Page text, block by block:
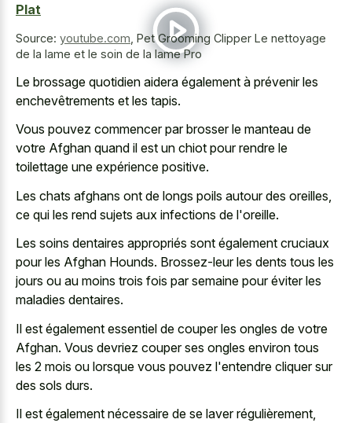
Plat
Source: youtube.com, Pet Grooming Clipper Le nettoyage
de la lame et le soin de la lame Pro
Le brossage quotidien aidera également à prévenir les
enchevêtrements et les tapis.
Vous pouvez commencer par brosser le manteau de
votre Afghan quand il est un chiot pour rendre le
toilettage une expérience positive.
Les chats afghans ont de longs poils autourdes oreilles,
ce qui les rend sujets aux infections de l'oreille.
Les soins dentaires appropriés sont également cruciaux
pour les Afghan Hounds. Brossez-leur les dents tous les
jours ou au moins trois fois par semaine pour éviter les
maladies dentaires.
Il est également essentiel de couper les ongles de votre
Afghan. Vous devriez couper ses ongles environ tous
les 2 mois ou lorsque vous pouvez l'entendre cliquer sur
des sols durs.
Il est également nécessaire de se laver régulièrement,